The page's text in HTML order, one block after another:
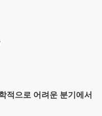
적으로 어려운 분기에서